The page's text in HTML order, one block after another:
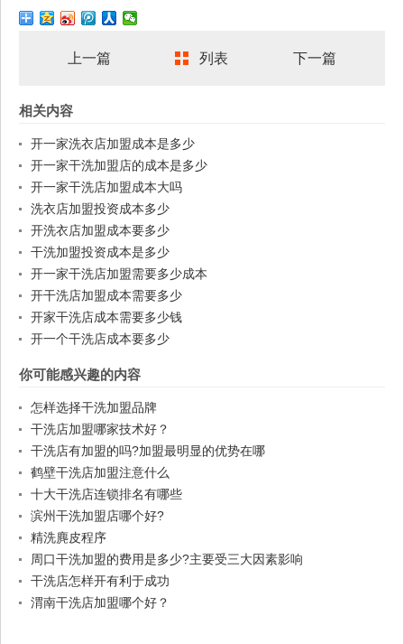
上一篇 列表 下一篇
相关内容
开一家洗衣店加盟成本是多少
开一家干洗加盟店的成本是多少
开一家干洗店加盟成本大吗
洗衣店加盟投资成本多少
开洗衣店加盟成本要多少
干洗加盟投资成本是多少
开一家干洗店加盟需要多少成本
开干洗店加盟成本需要多少
开家干洗店成本需要多少钱
开一个干洗店成本要多少
你可能感兴趣的内容
怎样选择干洗加盟品牌
干洗店加盟哪家技术好？
干洗店有加盟的吗?加盟最明显的优势在哪
鹤壁干洗店加盟注意什么
十大干洗店连锁排名有哪些
滨州干洗加盟店哪个好?
精洗麂皮程序
周口干洗加盟的费用是多少?主要受三大因素影响
干洗店怎样开有利于成功
渭南干洗店加盟哪个好？